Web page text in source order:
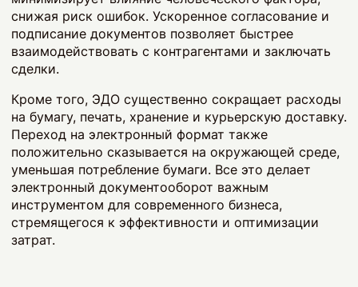
снижая риск ошибок. Ускоренное согласование и
подписание документов позволяет быстрее
взаимодействовать с контрагентами и заключать
сделки.
Кроме того, ЭДО существенно сокращает расходы
на бумагу, печать, хранение и курьерскую доставку.
Переход на электронный формат также
положительно сказывается на окружающей среде,
уменьшая потребление бумаги. Все это делает
электронный документооборот важным
инструментом для современного бизнеса,
стремящегося к эффективности и оптимизации
затрат.